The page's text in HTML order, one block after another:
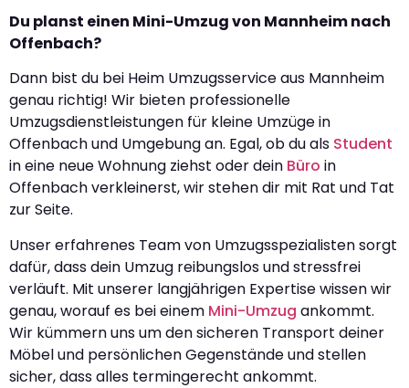
Du planst einen Mini-Umzug von Mannheim nach
Offenbach?
Dann bist du bei Heim Umzugsservice aus Mannheim
genau richtig! Wir bieten professionelle
Umzugsdienstleistungen für kleine Umzüge in
Offenbach und Umgebung an. Egal, ob du als Student
in eine neue Wohnung ziehst oder dein Büro in
Offenbach verkleinerst, wir stehen dir mit Rat und Tat
zur Seite.
Unser erfahrenes Team von Umzugsspezialisten sorgt
dafür, dass dein Umzug reibungslos und stressfrei
verläuft. Mit unserer langjährigen Expertise wissen wir
genau, worauf es bei einem Mini-Umzug ankommt.
Wir kümmern uns um den sicheren Transport deiner
Möbel und persönlichen Gegenstände und stellen
sicher, dass alles termingerecht ankommt.